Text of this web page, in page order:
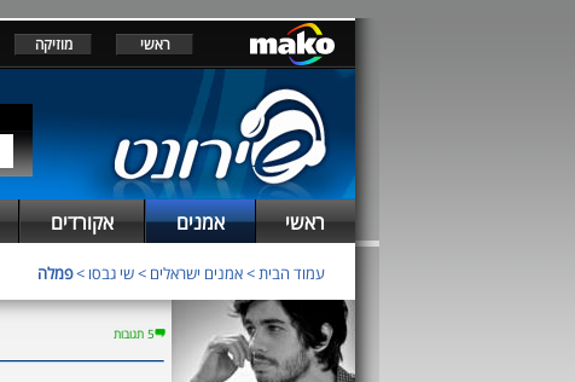
ראשי מוזיקה
ראשי אמנים אקורדים
עמוד הבית>אמנים ישראלים >שי גבסו >פמלה
5 תגובות